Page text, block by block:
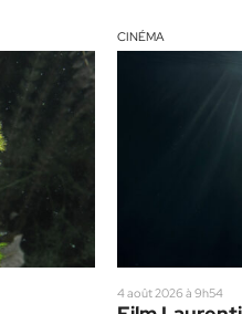
CINÉMA
4 août 2026 à 9h54